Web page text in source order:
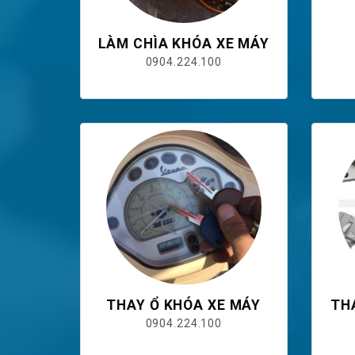
LÀM CHÌA KHÓA XE MÁY
0904.224.100
THAY Ổ KHÓA XE MÁY
0904.224.100